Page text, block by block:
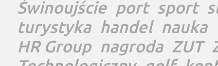
Świnoujście port sport
turystyka handel nauka
HR Group nagroda ZUT